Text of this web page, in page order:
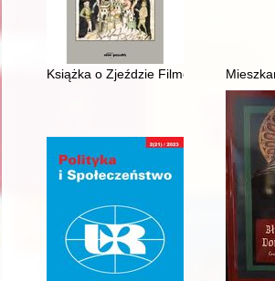
Książka o Zjeździe Filmowym w Wiśle